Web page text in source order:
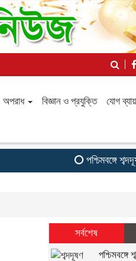
অপরাধ বিজ্ঞান ও প্রযুক্তি যোগ
পশ্চিমবঙ্গে
সর্বশেষ
পশ্চিমবঙ্গে